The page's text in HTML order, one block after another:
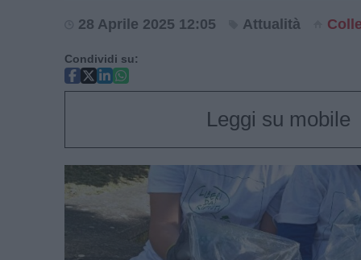
28 Aprile 2025 12:05 Attualità
Condividi su:
Leggi su mobile